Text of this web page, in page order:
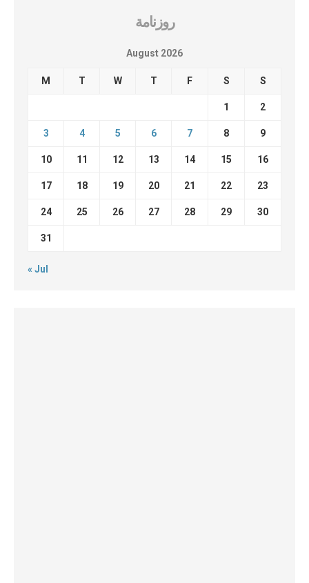
روزنامة
August 2026
M T W T F S S
1 2
3 4 5 6 7 8 9
10 11 12 13 14 15 16
17 18 19 20 21 22 23
24 25 26 27 28 29 30
31
« Jul